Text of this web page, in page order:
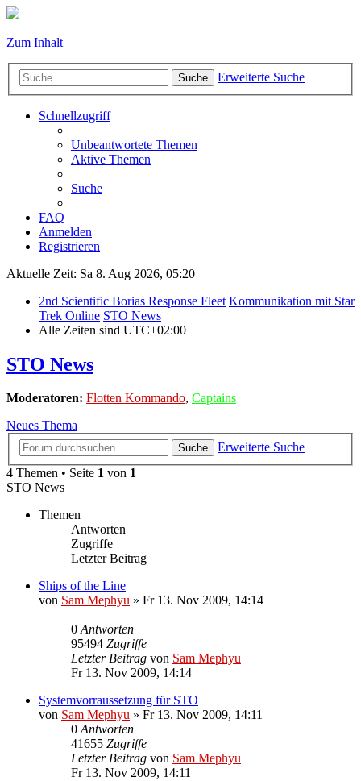
Zum Inhalt
Suche Erweiterte Suche
Schnellzugriff
Unbeantwortete Themen
Aktive Themen
Suche
FAQ
Anmelden
Registrieren
Aktuelle Zeit: Sa 8. Aug 2026, 05:20
2nd Scientific Borias Response Fleet Kommunikation mit Star
Trek Online STO News
Alle Zeiten sind UTC+02:00
STO News
Moderatoren: Flotten Kommando, Captains
Neues Thema
Suche
Erweiterte Suche
4 Themen • Seite 1 von 1
STO News
Themen
Antworten
Zugriffe
Letzter Beitrag
Ships of the Line
von Sam Mephyu » Fr 13. Nov 2009, 14:14
0 Antworten
95494 Zugriffe
Letzter Beitrag von Sam Mephyu
Fr 13. Nov 2009, 14:14
Systemvorraussetzung für STO
von Sam Mephyu » Fr 13. Nov 2009, 14:11
0 Antworten
41655 Zugriffe
Letzter Beitrag von Sam Mephyu
Fr 13. Nov 2009, 14:11